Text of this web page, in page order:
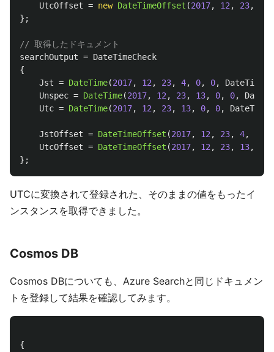
UtcOffset = new DateTimeOffset (2017, 12 , 23,
};
// 取得したドキュメント
searchOutput = DateTimeCheck
{
Jst = DateTime(2017, 12 , 23, 4, 0, 0,
Unspec = DateTime(2017, 12 , 23, 13, 0, 0,
Utc = DateTime(2017, 12 , 23, 13, 0, 0,
JstOffset = DateTimeOffset (2017, 12 , 23, 4,
UtcOffset = DateTimeOffset (2017, 12 , 23, 13,
};
UTCに変換されて登録された、そのままの値をもったイ
ンスタンスを取得できました。
Cosmos DB
Cosmos DBについても、Azure Searchと同じドキュメン
トを登録して結果を確認してみます。
{